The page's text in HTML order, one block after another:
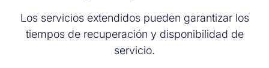
Los servicios extendidos pueden garantizar los
tiempos de recuperación y disponibilidad de
servicio.